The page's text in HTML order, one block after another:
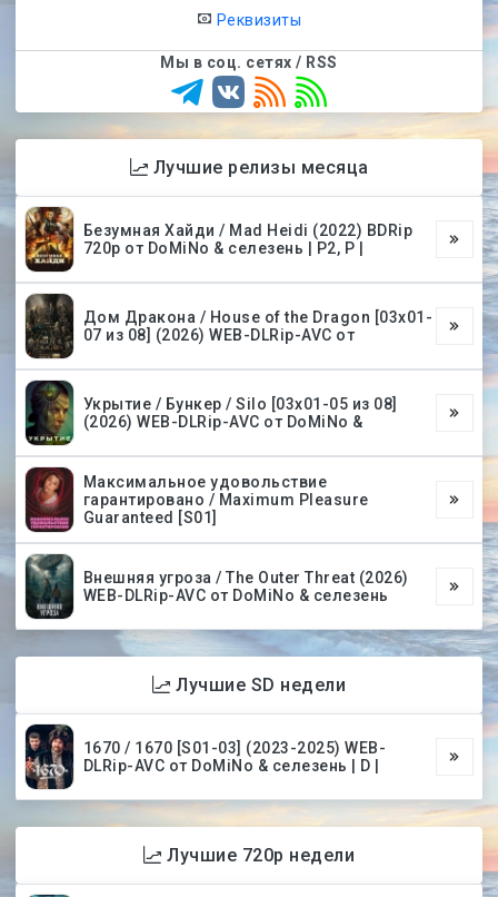
Реквизиты
Мы в соц. сетях / RSS
Лучшие релизы месяца
Безумная Хайди / Mad Heidi (2022) BDRip
720p от DoMiNo & селезень | P2, P |
Дом Дракона / House of the Dragon [03х01-
07 из 08] (2026) WEB-DLRip-AVC от
Укрытие / Бункер / Silo [03х01-05 из 08]
(2026) WEB-DLRip-AVC от DoMiNo &
Максимальное удовольствие
гарантировано / Maximum Pleasure
Guaranteed [S01]
Внешняя угроза / The Outer Threat (2026)
WEB-DLRip-AVC от DoMiNo & селезень
Лучшие SD недели
1670 / 1670 [S01-03] (2023-2025) WEB-
DLRip-AVC от DoMiNo & селезень | D |
Лучшие 720p недели